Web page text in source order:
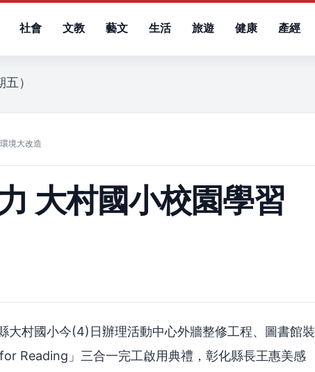
社會 文教 藝文 生活 旅遊 健康 產經
）
境大改造
大村國小校園學習
大村國小今(4)日辦理活動中心外牆整修工程、圖書館裝
Reading」三合一完工啟用典禮，彰化縣長王惠美感